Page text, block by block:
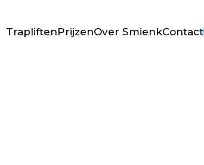
TrapliftenPrijzenOver SmienkContact